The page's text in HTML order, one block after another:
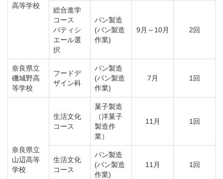
高等学校
総合進学
コース
パティシ
エール選
択
パン製造
(パン製造
作業)
9月～10月 2回
奈良県立
磯城野高
等学校
フードデ
ザイン科
パン製造
(パン製造
作業)
7月 1回
奈良県立
山辺高等
学校
生活文化
コース
菓子製造
（洋菓子
製造作
業）
11月 1回
生活文化
コース
パン製造
(パン製造
作業)
11月 1回